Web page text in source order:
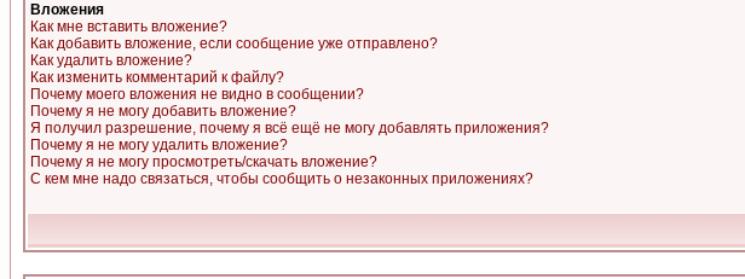
Вложения
Как мне вставить вложение?
Как добавить вложение, если сообщение уже отправлено?
Как удалить вложение?
Как изменить комментарий к файлу?
Почему моего вложения не видно в сообщении?
Почему я не могу добавить вложение?
Я получил разрешение, почему я всё ещё не могу добавлять приложения?
Почему я не могу удалить вложение?
Почему я не могу просмотреть/скачать вложение?
С кем мне надо связаться, чтобы сообщить о незаконных приложениях?